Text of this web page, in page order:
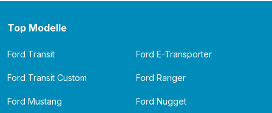
Top Modelle
Ford Transit Ford E-Transporter
Ford Transit Custom Ford Ranger
Ford Mustang Ford Nugget